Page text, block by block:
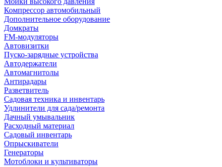
Компрессор автомобильный
Дополнительное оборудование
Домкраты
FM-модуляторы
Автовизитки
Пуско-зарядные устройства
Автодержатели
Автомагнитолы
Антирадары
Разветвитель
Садовая техника и инвентарь
Удлинители для сада/ремонта
Дачный умывальник
Расходный материал
Садовый инвентарь
Опрыскиватели
Генераторы
Мотоблоки и культиваторы